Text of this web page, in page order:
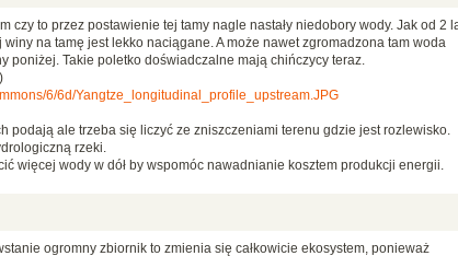
czy to przez postawienie tej tamy nagle nastały niedobory wody. Jak od 2
winy na tamę jest lekko naciągane. A może nawet zgromadzona tam woda
poniżej. Takie poletko doświadczalne mają chińczycy teraz.
6/6d/Yangtze_longitudinal_profile_upstream.JPG
podają ale trzeba się liczyć ze zniszczeniami terenu gdzie jest rozlewisko.
rzeki.
więcej wody w dół by wspomóc nawadnianie kosztem produkcji energii.
ogromny zbiornik to zmienia się całkowicie ekosystem, ponieważ